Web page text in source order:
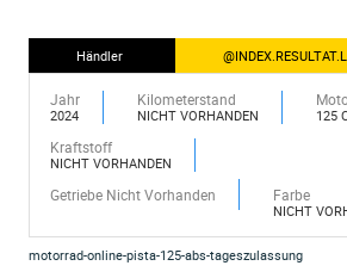
Händler
Jahr
2024
Kilometerstand
NICHT VORHANDEN 125
Kraftstoff
NICHT VORHANDEN
Getriebe Nicht Vorhanden Farbe
NICHT
motorrad-online-pista-125-abs-tageszulassung